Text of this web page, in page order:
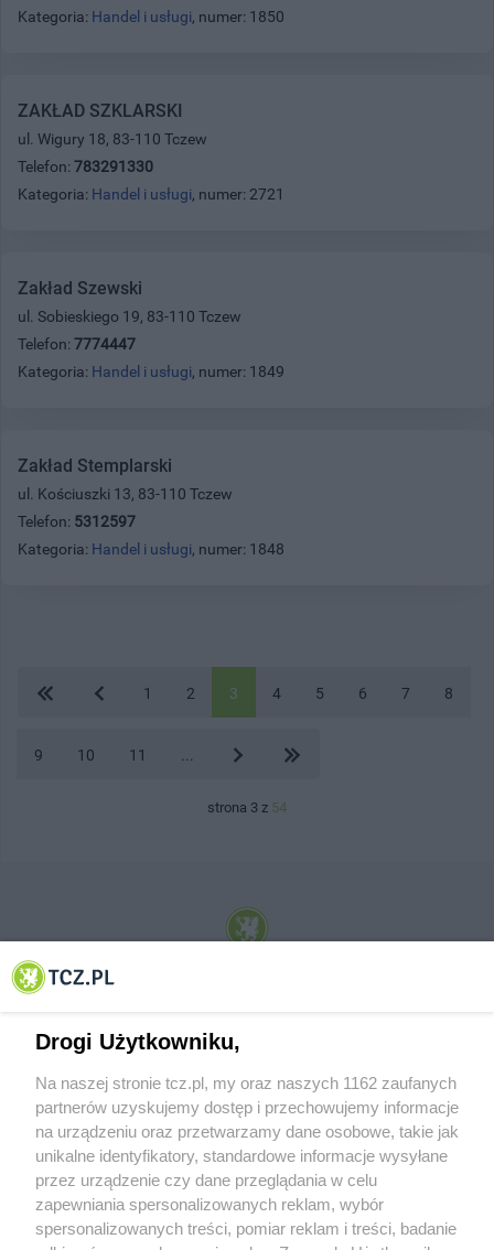
Kategoria: Handel i usługi, numer: 1850
ZAKŁAD SZKLARSKI
ul. Wigury 18, 83-110 Tczew
Telefon: 783291330
Kategoria: Handel i usługi, numer: 2721
Zakład Szewski
ul. Sobieskiego 19, 83-110 Tczew
Telefon: 7774447
Kategoria: Handel i usługi, numer: 1849
Zakład Stemplarski
ul. Kościuszki 13, 83-110 Tczew
Telefon: 5312597
Kategoria: Handel i usługi, numer: 1848
1 2 3 4 5 6 7 8
9 10 11
strona 3 z 54
© 2001-2026 Tczew - TCZ.PL Sp. z o.o. Internetowy Serwis Informacyjny Miasta
O FIRMIE POLITYKA PRYWATNOŚCI HOSTING
Drogi Użytkowniku,
Na naszej stronie tcz.pl, my oraz naszych 1162 zaufanych
partnerów uzyskujemy dostęp i przechowujemy informacje
na urządzeniu oraz przetwarzamy dane osobowe, takie jak
unikalne identyfikatory, standardowe informacje wysyłane
przez urządzenie czy dane przeglądania w celu
zapewniania spersonalizowanych reklam, wybór
spersonalizowanych treści, pomiar reklam i treści, badanie